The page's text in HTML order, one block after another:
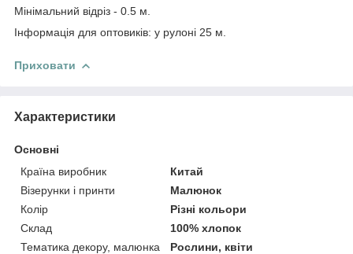
Мінімальний відріз - 0.5 м.
Інформація для оптовиків: у рулоні 25 м.
Приховати
Характеристики
Основні
Країна виробник
Китай
Візерунки і принти
Малюнок
Колір
Різні кольори
Склад
100% хлопок
Тематика декору, малюнка
Рослини, квіти